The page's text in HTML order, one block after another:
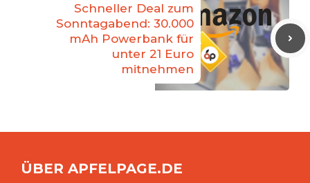
Schneller Deal zum
Sonntagabend: 30.000
mAh Powerbank für
unter 21 Euro
mitnehmen
ÜBER APFELPAGE.DE